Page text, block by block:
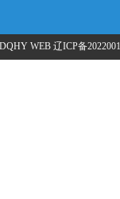
WEB 辽ICP备